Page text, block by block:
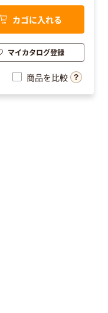
カゴに入れる
マイカタログ登録
商品を比較